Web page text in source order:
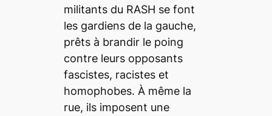
militants du RASH se font
les gardiens de la gauche,
prêts à brandir le poing
contre leurs opposants
fascistes, racistes et
homophobes. À même la
rue, ils imposent une